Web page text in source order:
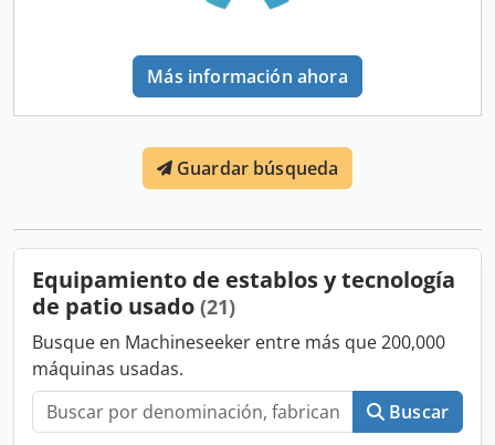
Más información ahora
Guardar búsqueda
Equipamiento de establos y tecnología
de patio usado (21)
Busque en Machineseeker entre más que 200,000
máquinas usadas.
Buscar